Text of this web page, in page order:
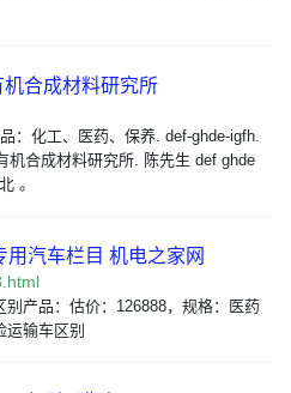
合成材料研究所
：化工、医药、保养. def-ghde-igfh.
机合成材料研究所. 陈先生 def ghde
。
汽车栏目 机电之家网
产品：估价：126888，规格：医药
输车区别